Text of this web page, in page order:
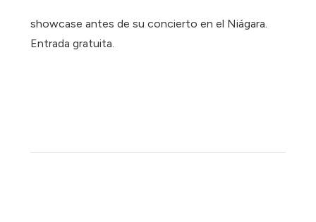
showcase antes de su concierto en el Niágara.
Entrada gratuita.